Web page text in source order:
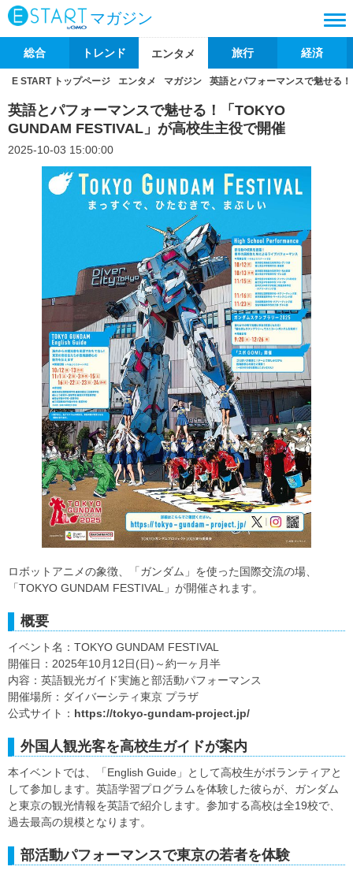
マガジン
総合 トレンド エンタメ 旅行 経済
E START トップページ エンタメ マガジン 英語とパフォーマンスで魅せる
英語とパフォーマンスで魅せる！「TOKYO
GUNDAM FESTIVAL」が高校生主役で開催
2025-10-03 15:00:00
ロボットアニメの象徴、「ガンダム」を使った国際交流の場、
「TOKYO GUNDAM FESTIVAL」が開催されます。
概要
イベント名：TOKYO GUNDAM FESTIVAL
開催日：2025年10月12日(日)～約一ヶ月半
内容：英語観光ガイド実施と部活動パフォーマンス
開催場所：ダイバーシティ東京 プラザ
公式サイト： https://tokyo-gundam-project.jp/
外国人観光客を高校生ガイドが案内
本イベントでは、「English Guide」として高校生がボランティアと
して参加します。英語学習プログラムを体験した彼らが、ガンダム
と東京の観光情報を英語で紹介します。参加する高校は全19校で、
過去最高の規模となります。
部活動パフォーマンスで東京の若者を体験